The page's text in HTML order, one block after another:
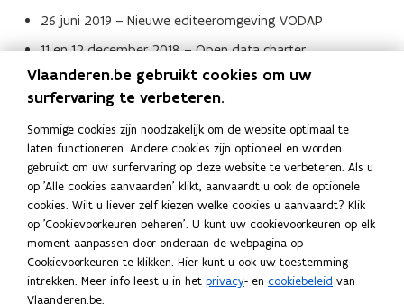
26 juni 2019 – Nieuwe editeeromgeving VODAP
11 en 12 december 2018 – Open data charter
13 december 2017 – DCAT-AP Vlaanderen en validatietool
12, 19 en 30 mei 2017 - Sensibiliseringscampagne
hergebruik van overheidsinformatie / open data
19 december 2016 - Open data infosessie
13 november 2015 - Vlaams open data portaal
16 april 2015 - Open data infosessie
Deel deze pagina
Vlaanderen.be gebruikt cookies om uw
surfervaring te verbeteren.
Sommige cookies zijn noodzakelijk om de website optimaal te
laten functioneren. Andere cookies zijn optioneel en worden
gebruikt om uw surfervaring op deze website te verbeteren. Als u
op 'Alle cookies aanvaarden' klikt, aanvaardt u ook de optionele
cookies. Wilt u liever zelf kiezen welke cookies u aanvaardt? Klik
op 'Cookievoorkeuren beheren'. U kunt uw cookievoorkeuren op elk
moment aanpassen door onderaan de webpagina op
Cookievoorkeuren te klikken. Hier kunt u ook uw toestemming
intrekken. Meer info leest u in het privacy- en cookiebeleid van
Vlaanderen.be.